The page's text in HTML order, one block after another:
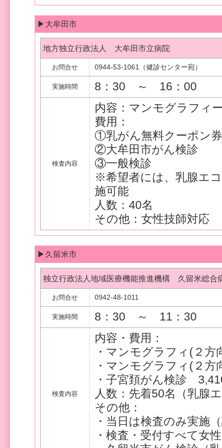
▶大牟田市
地方独立行政法人 大牟田市立病院
お問合せ 0944-53-1061（健診センター宛）
実施時間 8：30 ～ 16：00
検査内容
内容：マンモグラフィ
費用：
①乳がん無料クーポ
②大牟田市がん検診
③一般検診
※希望者には、乳腺エ
施可能
人数：40名
その他：女性技師対応
▶久留米市
独立行政法人地域医療機能推進機構 久留米総合
お問合せ 0942-48-1011
実施時間 8：30 ～ 11：30
検査内容
内容・費用：
・マンモグラフィ(２
・マンモグラフィ(２
・子宮頚がん検診
人数：先着50名（乳
その他：
・当日は検査のみ実施
・検査・受付すべて女